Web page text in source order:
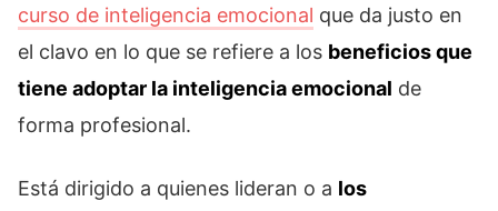
curso de inteligencia emocional que da justo en
el clavo en lo que se refiere a los beneficios que
tiene adoptar la inteligencia emocional de
forma profesional.
Está dirigido a quienes lideran o a los